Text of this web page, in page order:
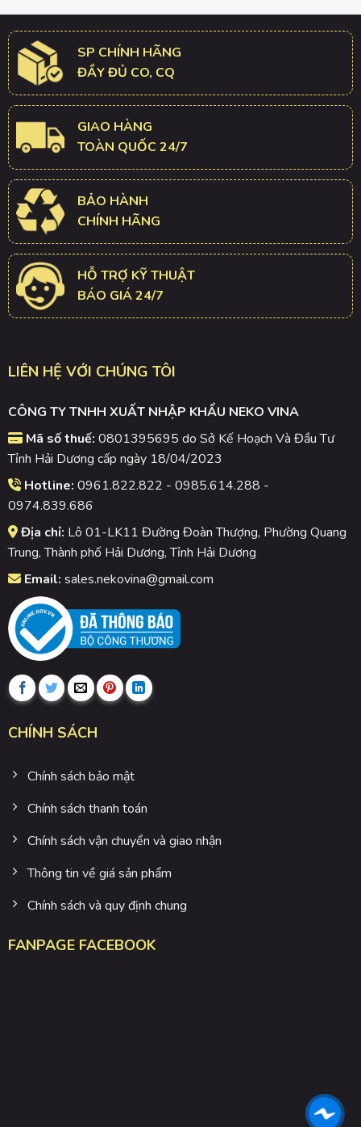
SP CHÍNH HÃNG
ĐẦY ĐỦ CO, CQ
GIAO HÀNG
TOÀN QUỐC 24/7
BẢO HÀNH
CHÍNH HÃNG
HỖ TRỢ KỸ THUẬT
BÁO GIÁ 24/7
LIÊN HỆ VỚI CHÚNG TÔI
CÔNG TY TNHH XUẤT NHẬP KHẨU NEKO VINA
Mã số thuế: 0801395695 do Sở Kế Hoạch Và Đầu Tư
Tỉnh Hải Dương cấp ngày 18/04/2023
Hotline: 0961.822.822 - 0985.614.288 -
0974.839.686
Địa chỉ: Lô 01-LK11 Đường Đoàn Thượng, Phường Quang
Trung, Thành phố Hải Dương, Tỉnh Hải Dương
Email: sales.nekovina@gmail.com
CHÍNH SÁCH
Chính sách bảo mật
Chính sách thanh toán
Chính sách vận chuyển và giao nhận
Thông tin về giá sản phẩm
Chính sách và quy định chung
FANPAGE FACEBOOK